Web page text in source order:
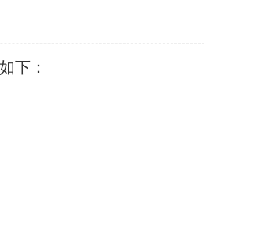
下：